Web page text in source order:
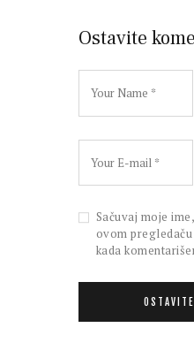
Ostavite
Sačuvaj moje
ovom
kada